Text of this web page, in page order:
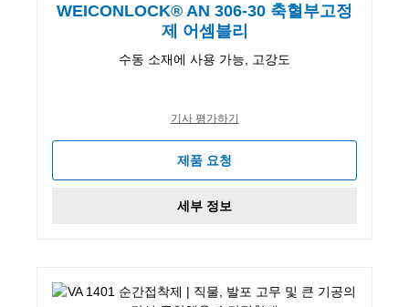
WEICONLOCK® AN 306-30 축혈부고정
제 어셈블리
수동 소재에 사용 가능, 고강도
기사 평가하기
제품 요청
세부 정보